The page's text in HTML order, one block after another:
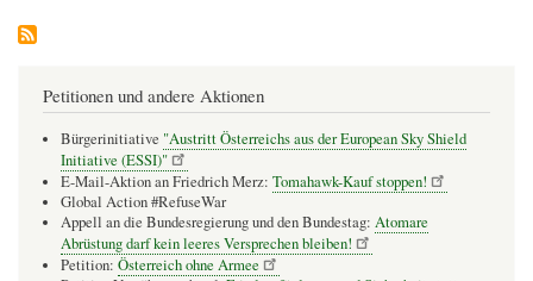
Petitionen und andere Aktionen
Bürgerinitiative "Austritt Österreichs aus der European Sky Shield
Initiative (ESSI)"
E-Mail-Aktion an Friedrich Merz: Tomahawk-Kauf stoppen!
Global Action #RefuseWar
Appell an die Bundesregierung und den Bundestag: Atomare
Abrüstung darf kein leeres Versprechen bleiben!
Petition: Österreich ohne Armee